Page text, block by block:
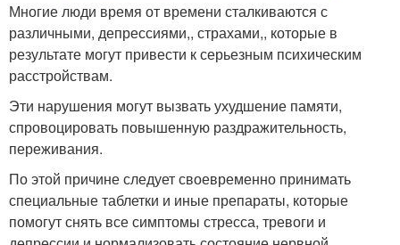
Многие люди время от времени сталкиваются с
различными, депрессиями,, страхами,, которые в
результате могут привести к серьезным психическим
расстройствам.
Эти нарушения могут вызвать ухудшение памяти,
спровоцировать повышенную раздражительность,
переживания.
По этой причине следует своевременно принимать
специальные таблетки и иные препараты, которые
помогут снять все симптомы стресса, тревоги и